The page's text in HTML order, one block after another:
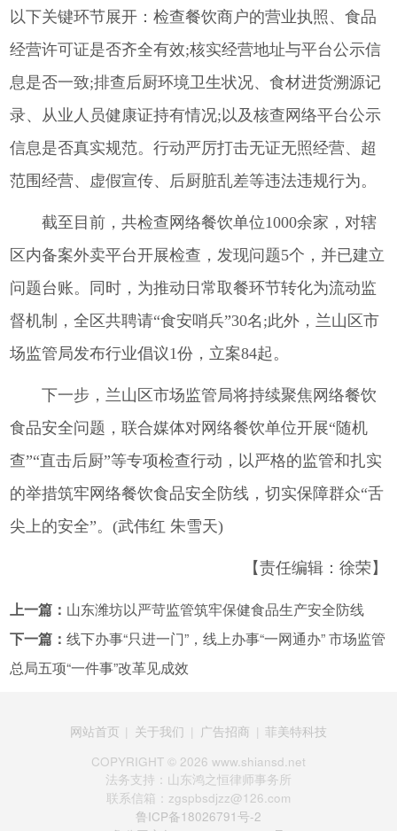
以下关键环节展开：检查餐饮商户的营业执照、食品
经营许可证是否齐全有效;核实经营地址与平台公示信
息是否一致;排查后厨环境卫生状况、食材进货溯源记
录、从业人员健康证持有情况;以及核查网络平台公示
信息是否真实规范。行动严厉打击无证无照经营、超
范围经营、虚假宣传、后厨脏乱差等违法违规行为。
截至目前，共检查网络餐饮单位1000余家，对辖
区内备案外卖平台开展检查，发现问题5个，并已建立
问题台账。同时，为推动日常取餐环节转化为流动监
督机制，全区共聘请“食安哨兵”30名;此外，兰山区市
场监管局发布行业倡议1份，立案84起。
下一步，兰山区市场监管局将持续聚焦网络餐饮
食品安全问题，联合媒体对网络餐饮单位开展“随机
查”“直击后厨”等专项检查行动，以严格的监管和扎实
的举措筑牢网络餐饮食品安全防线，切实保障群众“舌
尖上的安全”。(武伟红 朱雪天)
【责任编辑：徐荣】
上一篇： 山东潍坊以严苛监管筑牢保健食品生产安全防线
下一篇：线下办事“只进一门”，线上办事“一网通办” 市场监管
总局五项“一件事”改革见成效
网站首页 | 关于我们 | 广告招商 | 菲美特科技
COPYRIGHT © 2026 www.shiansd.net
法务支持：山东鸿之恒律师事务所
联系信箱：zgspbsdjzz@126.com
鲁ICP备18026791号-2